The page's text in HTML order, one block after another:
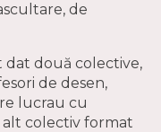
de
două colective,
de desen,
lucrau cu
colectiv format